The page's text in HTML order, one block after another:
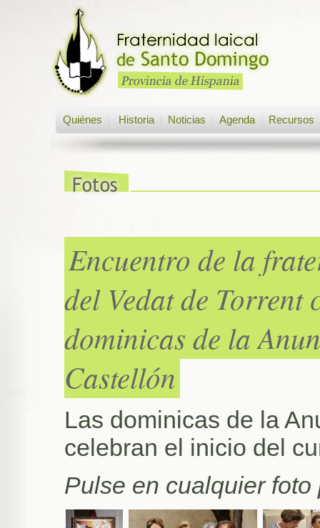
Quiénes Historia Noticias Agenda Recursos
Encuentro de la
del Vedat de Torrent
dominicas de la
Castellón
Las dominicas de la
celebran el inicio del
Pulse en cualquier